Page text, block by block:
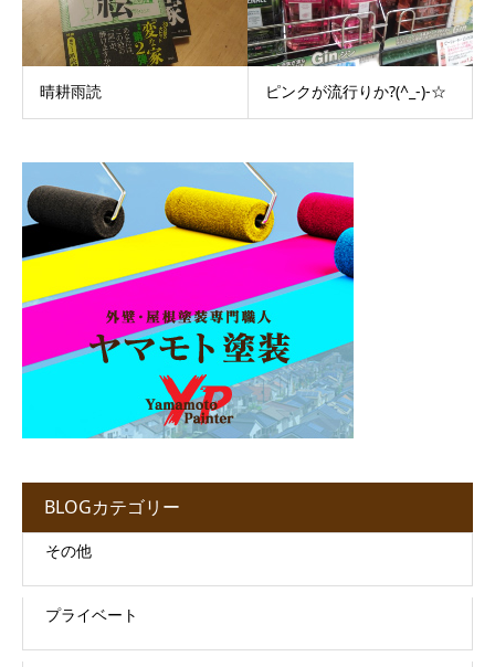
晴耕雨読 ピンクが流行りか?(^_-)-☆
BLOGカテゴリー
その他
プライベート